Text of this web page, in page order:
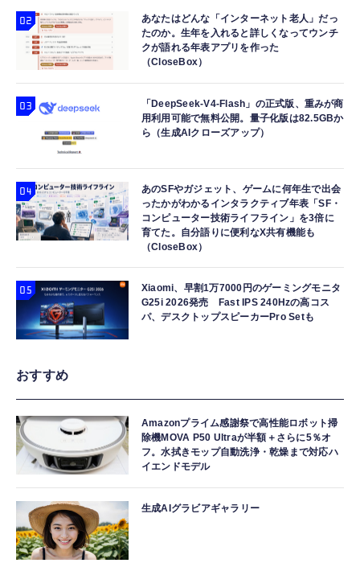
あなたはどんな「インターネット老人」だっ
たのか。生年を入れると詳しくなってウンチ
クが語れる年表アプリを作った
（CloseBox）
「DeepSeek-V4-Flash」の正式版、重みが商
用利用可能で無料公開。量子化版は82.5GBか
ら（生成AIクローズアップ）
あのSFやガジェット、ゲームに何年生で出会
ったかがわかるインタラクティブ年表「SF・
コンピューター技術ライフライン」を3倍に
育てた。自分語りに便利なX共有機能も
（CloseBox）
Xiaomi、早割1万7000円のゲーミングモニタ
G25i 2026発売 Fast IPS 240Hzの高コス
パ、デスクトップスピーカーPro Setも
おすすめ
Amazonプライム感謝祭で高性能ロボット掃
除機MOVA P50 Ultraが半額＋さらに5％オ
フ。水拭きモップ自動洗浄・乾燥まで対応ハ
イエンドモデル
生成AIグラビアギャラリー